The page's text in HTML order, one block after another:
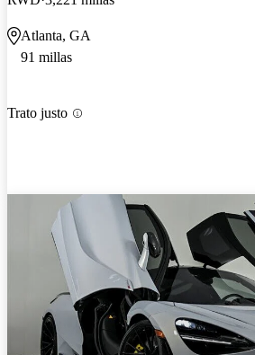
Atlanta, GA
91 millas
Trato justo